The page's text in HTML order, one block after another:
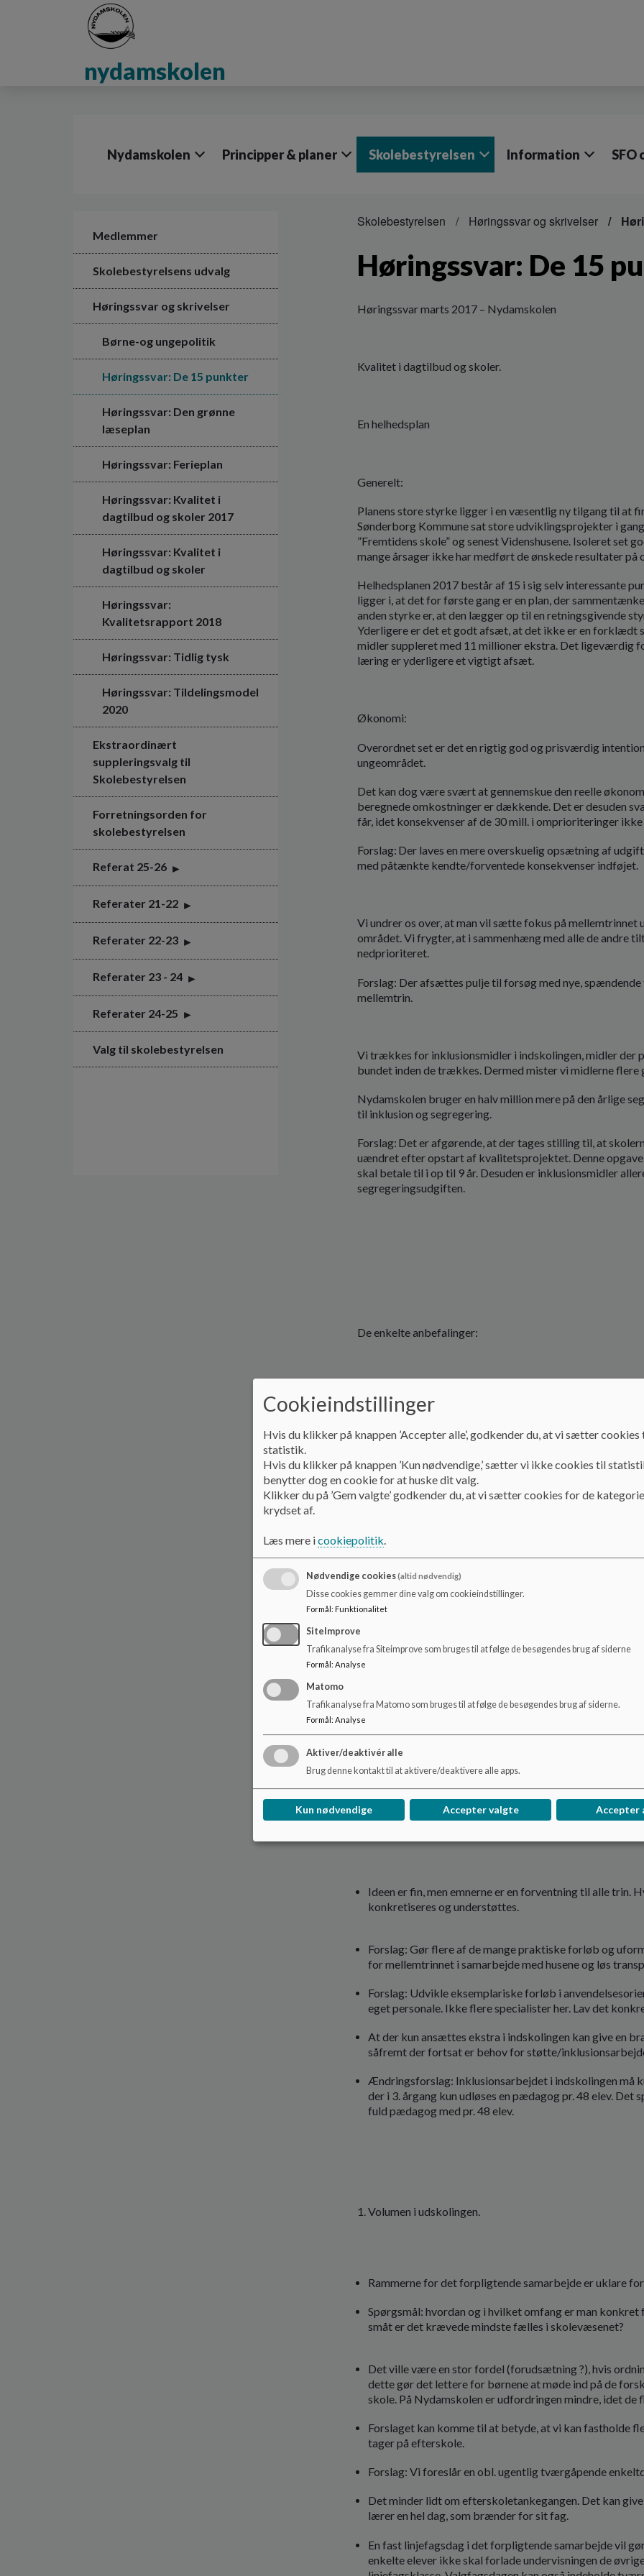
nydamskolen
Nydamskolen Principper & planer Skolebestyrelsen Information SFO
Medlemmer
Skolebestyrelsens udvalg
Høringssvar og skrivelser
Børne-og ungepolitik
Høringssvar: De 15 punkter
Høringssvar: Den grønne
læseplan
Høringssvar: Ferieplan
Høringssvar: Kvalitet i
dagtilbud og skoler 2017
Høringssvar: Kvalitet i
dagtilbud og skoler
Høringssvar:
Kvalitetsrapport 2018
Høringssvar: Tidlig tysk
Høringssvar: Tildelingsmodel
2020
Ekstraordinært
suppleringsvalg til
Skolebestyrelsen
Forretningsorden for
skolebestyrelsen
Referat 25-26
Referater 21-22
Referater 22-23
Referater 23 - 24
Referater 24-25
Valg til skolebestyrelsen
Skolebestyrelsen Høringssvar og skrivelser
Høringssvar: De 15
Høringssvar marts 2017 – Nydamskolen
Kvalitet i dagtilbud og skoler.
En helhedsplan
Generelt:
Planens store styrke ligger i en væsentlig ny tilgang til at
Sønderborg Kommune sat store udviklingsprojekter i
”Fremtidens skole” og senest Videnshusene. Isoleret set
mange årsager ikke har medført de ønskede resultater på
Helhedsplanen 2017 består af 15 i sig selv interessante
ligger i, at det for første gang er en plan, der
anden styrke er, at den lægger op til en retningsgivende
Yderligere er det et godt afsæt, at det ikke er en forklædt
midler suppleret med 11 millioner ekstra. Det ligeværdig
læring er yderligere et vigtigt afsæt.
Økonomi:
Overordnet set er det en rigtig god og prisværdig
ungeområdet.
Det kan dog være svært at gennemskue den reelle
beregnede omkostninger er dækkende. Det er desuden
får, idet konsekvenser af de 30 mill. i omprioriteringer ikke
Forslag: Der laves en mere overskuelig opsætning af
med påtænkte kendte/forventede konsekvenser indføjet.
Vi undrer os over, at man vil sætte fokus på mellemtrinnet
området. Vi frygter, at i sammenhæng med alle de andre
nedprioriteret.
Forslag: Der afsættes pulje til forsøg med nye,
mellemtrin.
Vi trækkes for inklusionsmidler i indskolingen, midler der
bundet inden de trækkes. Dermed mister vi midlerne flere
Nydamskolen bruger en halv million mere på den årlige
til inklusion og segregering.
Forslag: Det er afgørende, at der tages stilling til, at
uændret efter opstart af kvalitetsprojektet. Denne opgave
skal betale til i op til 9 år. Desuden er inklusionsmidler
segregeringsudgiften.
De enkelte anbefalinger:
Det er positivt, at man har fokus på at forlange noget
pædagogik, der retter sig mod drengene. Endvidere er
børnehaven, så der er fuld opmærksomhed begge
Det er meget positivt, at man ser på en pædagogik, idet
vil blive udfordret.
Forslag: Det bør indarbejdes, at man skal ansætte ud
pædagoger af eget køn, idet dette også kan være med
Generelt vil alle institutioner kunne frigøre tid til
Forslag: Flyt det fokus over på alle institutioner, så
Fokus på mellemtrin.
Ideen er fin, men emnerne er en forventning til alle trin.
konkretiseres og understøttes.
Forslag: Gør flere af de mange praktiske forløb og
for mellemtrinnet i samarbejde med husene og løs
Forslag: Udvikle eksemplariske forløb i
eget personale. Ikke flere specialister her. Lav det
At der kun ansættes ekstra i indskolingen kan give en
såfremt der fortsat er behov for støtte/
Ændringsforslag: Inklusionsarbejdet i indskolingen må
der i 3. årgang kun udløses en pædagog pr. 48 elev. Det
fuld pædagog med pr. 48 elev.
Volumen i udskolingen.
Rammerne for det forpligtende samarbejde er uklare
Spørgsmål: hvordan og i hvilket omfang er man
småt er det krævede mindste fælles i skolevæsenet?
Det ville være en stor fordel (forudsætning ?), hvis
dette gør det lettere for børnene at møde ind på de
skole. På Nydamskolen er udfordringen mindre, idet de
Forslaget kan komme til at betyde, at vi kan fastholde
tager på efterskole.
Forslag: Vi foreslår en obl. ugentlig tværgåpende
Det minder lidt om efterskoletankegangen. Det kan
lærer en hel dag, som brænder for sit fag.
En fast linjefagsdag i det forpligtende samarbejde vil
enkelte elever ikke skal forlade undervisningen de
Cookieindstillinger
Hvis du klikker på knappen ’Accepter alle’, godkender du, at vi sætter
statistik.
Hvis du klikker på knappen ’Kun nødvendige,’ sætter vi ikke cookies til
benytter dog en cookie for at huske dit valg.
Klikker du på ’Gem valgte’ godkender du, at vi sætter cookies for de
krydset af.
Læs mere icookiepolitik.
Nødvendige cookies(altid nødvendig)
Disse cookies gemmer dine valg om cookieindstillinger.
Formål : Funktionalitet
SiteImprove
Trafikanalyse fra Siteimprove som bruges til at følge de besøgendes brug af siderne
Formål : Analyse
Matomo
Trafikanalyse fra Matomo som bruges til at følge de besøgendes brug af siderne.
Formål: Analyse
Aktiver/deaktivér alle
Brug denne kontakt til at aktivere/deaktivere alle apps.
Kun nødvendige Accepter valgte Accepter